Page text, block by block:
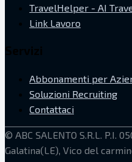
TravelHelper - AI
Link Lavoro
Abbonamenti per
Soluzioni Recruiting
Contattaci
© ABC SALENTO S.R.L. P.I.
Galatina(LE), Vico del